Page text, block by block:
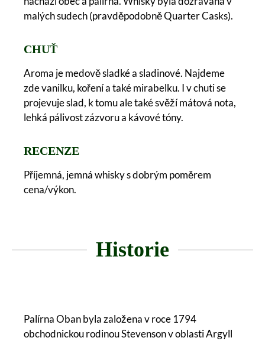
malých sudech (pravděpodobně Quarter Casks).
CHUŤ
Aroma je medově sladké a sladinové. Najdeme
zde vanilku, koření a také mirabelku. I v chuti se
projevuje slad, k tomu ale také svěží mátová nota,
lehká pálivost zázvoru a kávové tóny.
RECENZE
Příjemná, jemná whisky s dobrým poměrem
cena/výkon.
Historie
Palírna Oban byla založena v roce 1794
obchodnickou rodinou Stevenson v oblasti Argyll